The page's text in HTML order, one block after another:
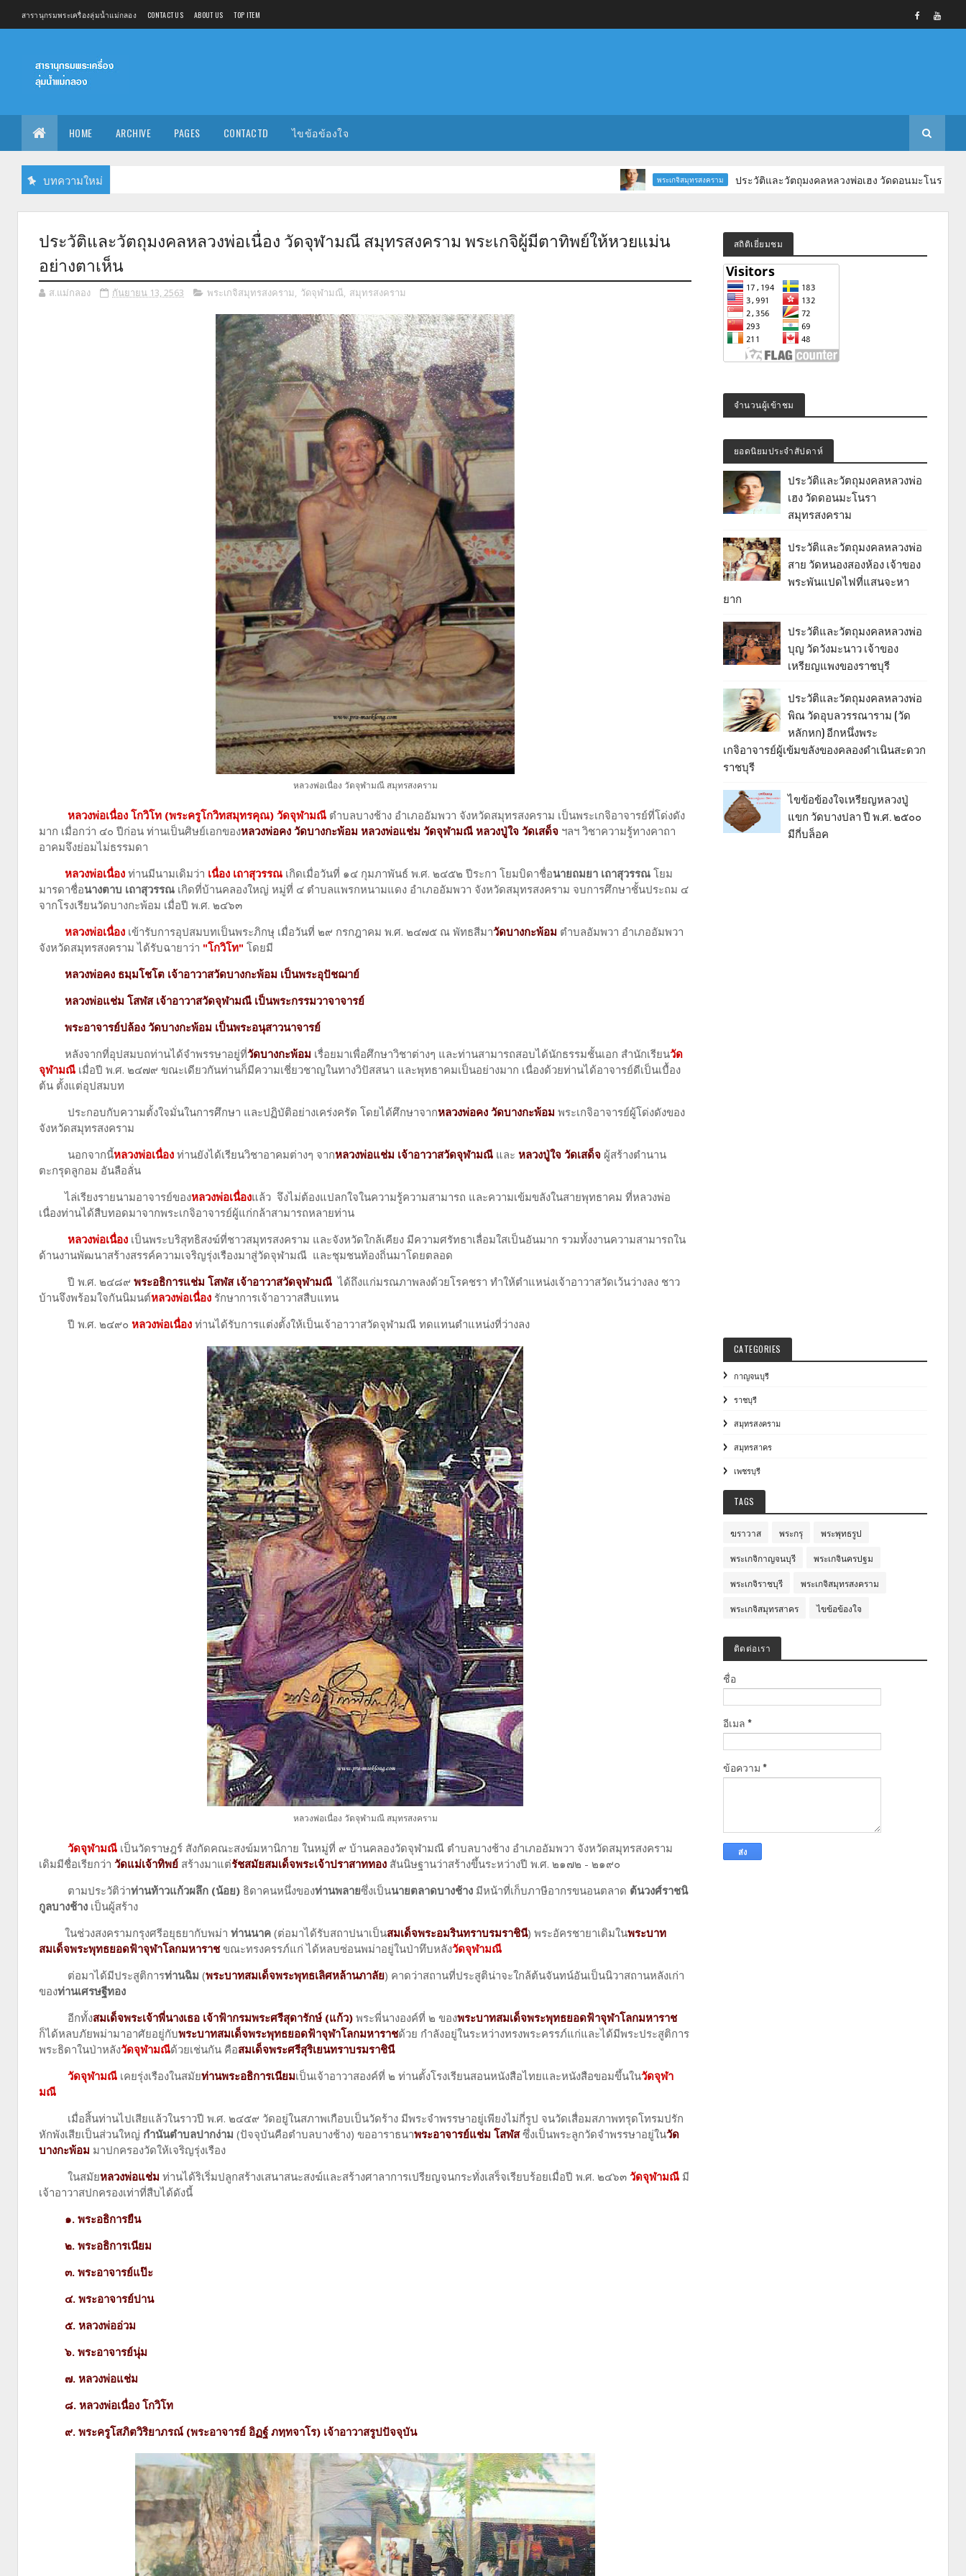
สารานุกรมพระเครื่องลุ่มน้ำแม่กลอง CONTACT US ABOUT US TOP ITEM
HOME ARCHIVE PAGES CONTACTD ไขข้อข้องใจ
บทความใหม่ พระเกจิสมุทรสงคราม ประวัติและวัตถุมงคลหลวงพ่อเฮง วัดดอนมะโนรา สมุทรสงคราม
ประวัติและวัตถุมงคลหลวงพ่อเนื่อง วัดจุฬามณี สมุทรสงคราม พระเกจิผู้มีตาทิพย์ให้หวยแม่น
อย่างตาเห็น
ส.แม่กลอง กันยายน 13, 2563 พระเกจิสมุทรสงคราม, วัดจุฬามณี, สมุทรสงคราม
หลวงพ่อเนื่อง วัดจุฬามณี สมุทรสงคราม
หลวงพ่อเนื่อง โกวิโท (พระครูโกวิทสมุทรคุณ) วัดจุฬามณี ตำบลบางช้าง อำเภออัมพวา จังหวัดสมุทรสงคราม เป็นพระเกจิอาจารย์ที่โด่งดัง
มาก เมื่อกว่า ๔๐ ปีก่อน ท่านเป็นศิษย์เอกของหลวงพ่อคง วัดบางกะพ้อม หลวงพ่อแช่ม วัดจุฬามณี หลวงปู่ใจ วัดเสด็จ ฯลฯ วิชาความรู้ทางคาถา
อาคมจึงย่อมไม่ธรรมดา
หลวงพ่อเนื่อง ท่านมีนามเดิมว่า เนื่อง เถาสุวรรณ เกิดเมื่อวันที่ ๑๔ กุมภาพันธ์ พ.ศ. ๒๔๕๒ ปีระกา โยมบิดาชื่อนายถมยา เถาสุวรรณ โยม
มารดาชื่อนางตาบ เถาสุวรรณ เกิดที่บ้านคลองใหญ่ หมู่ที่ ๔ ตำบลแพรกหนามแดง อำเภออัมพวา จังหวัดสมุทรสงคราม จบการศึกษาชั้นประถม ๔
จากโรงเรียนวัดบางกะพ้อม เมื่อปี พ.ศ. ๒๔๖๓
หลวงพ่อเนื่อง เข้ารับการอุปสมบทเป็นพระภิกษุ เมื่อวันที่ ๒๙ กรกฎาคม พ.ศ. ๒๔๗๕ ณ พัทธสีมาวัดบางกะพ้อม ตำบลอัมพวา อำเภออัมพวา
จังหวัดสมุทรสงคราม ได้รับฉายาว่า "โกวิโท" โดยมี
หลวงพ่อคง ธมฺมโชโต เจ้าอาวาสวัดบางกะพ้อม เป็นพระอุปัชฌาย์
หลวงพ่อแช่ม โสฬส เจ้าอาวาสวัดจุฬามณี เป็นพระกรรมวาจาจารย์
พระอาจารย์ปล้อง วัดบางกะพ้อม เป็นพระอนุสาวนาจารย์
หลังจากที่อุปสมบถท่านได้จำพรรษาอยู่ที่วัดบางกะพ้อม เรื่อยมาเพื่อศึกษาวิชาต่างๆ และท่านสามารถสอบได้นักธรรมชั้นเอก สำนักเรียนวัด
จุฬามณี เมื่อปี พ.ศ. ๒๔๗๙ ขณะเดียวกันท่านก็มีความเชี่ยวชาญในทางวิปัสสนา และพุทธาคมเป็นอย่างมาก เนื่องด้วยท่านได้อาจารย์ดีเป็นเบื้อง
ต้น ตั้งแต่อุปสมบท
ประกอบกับความตั้งใจมั่นในการศึกษา และปฏิบัติอย่างเคร่งครัด โดยได้ศึกษาจากหลวงพ่อคง วัดบางกะพ้อม พระเกจิอาจารย์ผู้โด่งดังของ
จังหวัดสมุทรสงคราม
นอกจากนี้หลวงพ่อเนื่อง ท่านยังได้เรียนวิชาอาคมต่างๆ จากหลวงพ่อแช่ม เจ้าอาวาสวัดจุฬามณี และ หลวงปู่ใจ วัดเสด็จ ผู้สร้างตำนาน
ตะกรุดลูกอม อันลือลั่น
ไล่เรียงรายนามอาจารย์ของหลวงพ่อเนื่องแล้ว จึงไม่ต้องแปลกใจในความรู้ความสามารถ และความเข้มขลังในสายพุทธาคม ที่หลวงพ่อ
เนื่องท่านได้สืบทอดมาจากพระเกจิอาจารย์ผู้แก่กล้าสามารถหลายท่าน
หลวงพ่อเนื่อง เป็นพระบริสุทธิสงฆ์ที่ชาวสมุทรสงคราม และจังหวัดใกล้เคียง มีความศรัทธาเลื่อมใสเป็นอันมาก รวมทั้งงานความสามารถใน
ด้านงานพัฒนาสร้างสรรค์ความเจริญรุ่งเรืองมาสู่วัดจุฬามณี และชุมชนท้องถิ่นมาโดยตลอด
ปี พ.ศ. ๒๔๘๙ พระอธิการแช่ม โสฬส เจ้าอาวาสวัดจุฬามณี ได้ถึงแก่มรณภาพลงด้วยโรคชรา ทำให้ตำแหน่งเจ้าอาวาสวัดเว้นว่างลง ชาว
บ้านจึงพร้อมใจกันนิมนต์หลวงพ่อเนื่อง รักษาการเจ้าอาวาสสืบแทน
ปี พ.ศ. ๒๔๙๐ หลวงพ่อเนื่อง ท่านได้รับการแต่งตั้งให้เป็นเจ้าอาวาสวัดจุฬามณี ทดแทนตำแหน่งที่ว่างลง
หลวงพ่อเนื่อง วัดจุฬามณี สมุทรสงคราม
วัดจุฬามณี เป็นวัดราษฎร์ สังกัดคณะสงฆ์มหานิกาย ในหมู่ที่ ๙ บ้านคลองวัดจุฬามณี ตำบลบางช้าง อำเภออัมพวา จังหวัดสมุทรสงคราม
เดิมมีชื่อเรียกว่า วัดแม่เจ้าทิพย์ สร้างมาแต่รัชสมัยสมเด็จพระเจ้าปราสาททอง สันนิษฐานว่าสร้างขึ้นระหว่างปี พ.ศ. ๒๑๗๒ - ๒๑๙๐
ตามประวัติว่าท่านท้าวแก้วผลึก (น้อย) ธิดาคนหนึ่งของท่านพลายซึ่งเป็นนายตลาดบางช้าง มีหน้าที่เก็บภาษีอากรขนอนตลาด ต้นวงศ์ราชนิ
กูลบางช้าง เป็นผู้สร้าง
ในช่วงสงครามกรุงศรีอยุธยากับพม่า ท่านนาค (ต่อมาได้รับสถาปนาเป็นสมเด็จพระอมรินทราบรมราชินี) พระอัครชายาเดิมในพระบาท
สมเด็จพระพุทธยอดฟ้าจุฬาโลกมหาราชขณะทรงครรภ์แก่ ได้หลบซ่อนพม่าอยู่ในป่าทึบหลังวัดจุฬามณี
ต่อมาได้มีประสูติการท่านฉิม (พระบาทสมเด็จพระพุทธเลิศหล้านภาลัย) คาดว่าสถานที่ประสูติน่าจะใกล้ต้นจันทน์อันเป็นนิวาสถานหลังเก่า
ของท่านเศรษฐีทอง
อีกทั้งสมเด็จพระเจ้าพี่นางเธอ เจ้าฟ้ากรมพระศรีสุดารักษ์ (แก้ว) พระพี่นางองค์ที่ ๒ ของพระบาทสมเด็จพระพุทธยอดฟ้าจุฬาโลกมหาราช
ก็ได้หลบภัยพม่ามาอาศัยอยู่กับพระบาทสมเด็จพระพุทธยอดฟ้าจุฬาโลกมหาราชด้วย กำลังอยู่ในระหว่างทรงพระครรภ์แก่และได้มีพระประสูติการ
พระธิดาในป่าหลังวัดจุฬามณีด้วยเช่นกัน คือสมเด็จพระศรีสุริเยนทราบรมราชินี
วัดจุฬามณี เคยรุ่งเรืองในสมัยท่านพระอธิการเนียมเป็นเจ้าอาวาสองค์ที่ ๒ ท่านตั้งโรงเรียนสอนหนังสือไทยและหนังสือขอมขึ้นในวัดจุฬา
มณี
เมื่อสิ้นท่านไปเสียแล้วในราวปี พ.ศ. ๒๔๕๙ วัดอยู่ในสภาพเกือบเป็นวัดร้าง มีพระจำพรรษาอยู่เพียงไม่กี่รูป จนวัดเสื่อมสภาพทรุดโทรมปรัก
หักพังเสียเป็นส่วนใหญ่ กำนันตำบลปากง่าม (ปัจจุบันคือตำบลบางช้าง) ขออาราธนาพระอาจารย์แช่ม โสฬสซึ่งเป็นพระลูกวัดจำพรรษาอยู่ในวัด
บางกะพ้อม มาปกครองวัดให้เจริญรุ่งเรือง
ในสมัยหลวงพ่อแช่ม ท่านได้ริเริ่มปลูกสร้างเสนาสนะสงฆ์และสร้างศาลาการเปรียญจนกระทั่งเสร็จเรียบร้อยเมื่อปี พ.ศ. ๒๔๖๓ วัดจุฬามณี มี
เจ้าอาวาสปกครองเท่าที่สืบได้ดังนี้
๑. พระอธิการยืน
๒. พระอธิการเนียม
๓. พระอาจารย์แป๊ะ
๔. พระอาจารย์ปาน
๕. หลวงพ่ออ่วม
๖. พระอาจารย์นุ่ม
๗. หลวงพ่อแช่ม
๘. หลวงพ่อเนื่อง โกวิโท
๙. พระครูโสภิตวิริยาภรณ์ (พระอาจารย์ อิฏฐ์ ภทฺทจาโร) เจ้าอาวาสรูปปัจจุบัน
สถิติเยี่ยมชม
จำนวนผู้เข้าชม
ยอดนิยมประจำสัปดาห์
ประวัติและวัตถุมงคลหลวงพ่อ
เฮง วัดดอนมะโนรา
สมุทรสงคราม
ประวัติและวัตถุมงคลหลวงพ่อ
สาย วัดหนองสองห้อง เจ้าของ
พระพันแปดไฟที่แสนจะหา
ยาก
ประวัติและวัตถุมงคลหลวงพ่อ
บุญ วัดวังมะนาว เจ้าของ
เหรียญแพงของราชบุรี
ประวัติและวัตถุมงคลหลวงพ่อ
พิณ วัดอุบลวรรณาราม (วัด
หลักหก) อีกหนึ่งพระ
เกจิอาจารย์ผู้เข้มขลังของคลองดำเนินสะดวก
ราชบุรี
ไขข้อข้องใจเหรียญหลวงปู่
แขก วัดบางปลา ปี พ.ศ. ๒๕๐๐
มีกี่บล็อค
CATEGORIES
กาญจนบุรี
ราชบุรี
สมุทรสงคราม
สมุทรสาคร
เพชรบุรี
TAGS
ฆราวาส พระกรุ พระพุทธรูป
พระเกจิกาญจนบุรี พระเกจินครปฐม
พระเกจิราชบุรี พระเกจิสมุทรสงคราม
พระเกจิสมุทรสาคร ไขข้อข้องใจ
ติดต่อเรา
ชื่อ
อีเมล*
ข้อความ*